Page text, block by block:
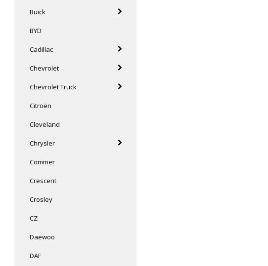
Buick
BYD
Cadillac
Chevrolet
Chevrolet Truck
Citroën
Cleveland
Chrysler
Commer
Crescent
Crosley
CZ
Daewoo
DAF